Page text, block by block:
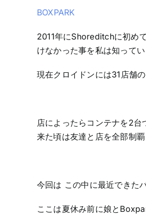
BOXPARK
2011年にShoreditchに初め
けなかった事を私は知って
現在クロイドンには31店舗
店によったらコンテナを2
来た頃は友達と店を全部制
今回は この中に最近できた
ここは夏休み前に娘と